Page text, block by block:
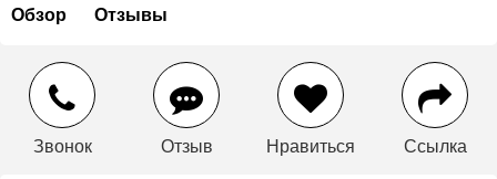
Обзор Отзывы
Звонок Отзыв Нравиться Ссылка